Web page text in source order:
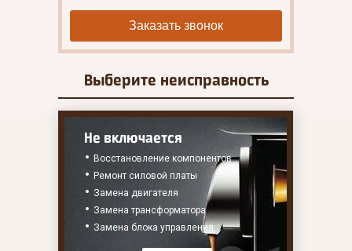
Заказать звонок
Выберите неисправность
Не включается
Восстановление компонентов
Ремонт силовой платы
Замена двигателя
Замена трансформатора
Замена блока управления